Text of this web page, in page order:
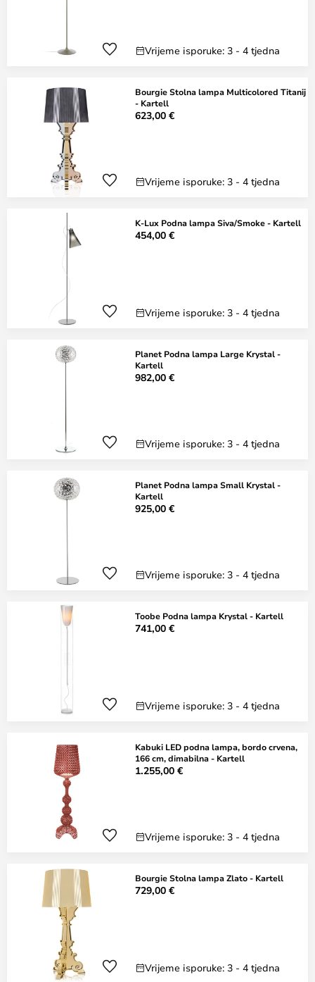
Vrijeme isporuke: 3 - 4 tjedna
Bourgie Stolna lampa Multicolored Titanij
- Kartell
623,00 €
Vrijeme isporuke: 3 - 4 tjedna
K-Lux Podna lampa Siva/Smoke - Kartell
454,00 €
Vrijeme isporuke: 3 - 4 tjedna
Planet Podna lampa Large Krystal -
Kartell
982,00 €
Vrijeme isporuke: 3 - 4 tjedna
Planet Podna lampa Small Krystal -
Kartell
925,00 €
Vrijeme isporuke: 3 - 4 tjedna
Toobe Podna lampa Krystal - Kartell
741,00 €
Vrijeme isporuke: 3 - 4 tjedna
Kabuki LED podna lampa, bordo crvena,
166 cm, dimabilna - Kartell
1.255,00 €
Vrijeme isporuke: 3 - 4 tjedna
Bourgie Stolna lampa Zlato - Kartell
729,00 €
Vrijeme isporuke: 3 - 4 tjedna